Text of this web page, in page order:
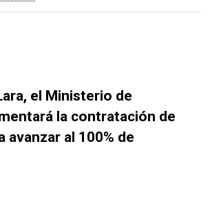
el Ministerio de
la contratación de
avanzar al 100% de